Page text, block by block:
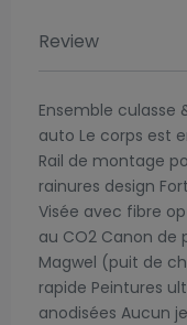
Review
Ensemble culasse
auto Le corps est
Rail de montage
rainures design
Visée avec fibre
au CO2 Canon de
Magwel (puit de
rapide Peintures
anodisées Aucun